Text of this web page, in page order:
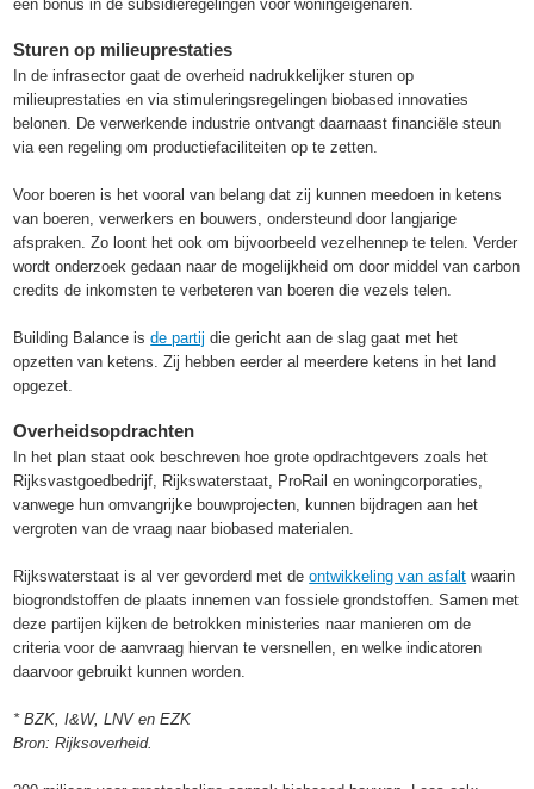
een bonus in de subsidieregelingen voor woningeigenaren.
Sturen op milieuprestaties
In de infrasector gaat de overheid nadrukkelijker sturen op
milieuprestaties en via stimuleringsregelingen biobased innovaties
belonen. De verwerkende industrie ontvangt daarnaast financiële steun
via een regeling om productiefaciliteiten op te zetten.
Voor boeren is het vooral van belang dat zij kunnen meedoen in ketens
van boeren, verwerkers en bouwers, ondersteund door langjarige
afspraken. Zo loont het ook om bijvoorbeeld vezelhennep te telen. Verder
wordt onderzoek gedaan naar de mogelijkheid om door middel van carbon
credits de inkomsten te verbeteren van boeren die vezels telen.
Building Balance isde partij die gericht aan de slag gaat met het
opzetten van ketens. Zij hebben eerder al meerdere ketens in het land
opgezet.
Overheidsopdrachten
In het plan staat ook beschreven hoe grote opdrachtgevers zoals het
Rijksvastgoedbedrijf, Rijkswaterstaat, ProRail en woningcorporaties,
vanwege hun omvangrijke bouwprojecten, kunnen bijdragen aan het
vergroten van de vraag naar biobased materialen.
Rijkswaterstaat is al ver gevorderd met deontwikkeling van asfalt waarin
biogrondstoffen de plaats innemen van fossiele grondstoffen. Samen met
deze partijen kijken de betrokken ministeries naar manieren om de
criteria voor de aanvraag hiervan te versnellen, en welke indicatoren
daarvoor gebruikt kunnen worden.
* BZK, I&W, LNV en EZK
Bron: Rijksoverheid.